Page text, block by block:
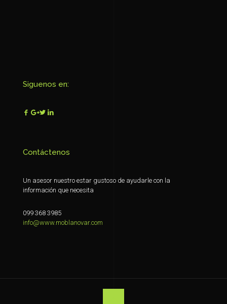
Siguenos en:
Contáctenos
Un asesor nuestro estar gustoso de ayudarle con la
información que necesita
099 368 3985
info@www.moblanovar.com